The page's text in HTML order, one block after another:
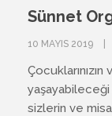
Sünnet
10 MAYIS 2019
yaşayabileceği
sizlerin ve